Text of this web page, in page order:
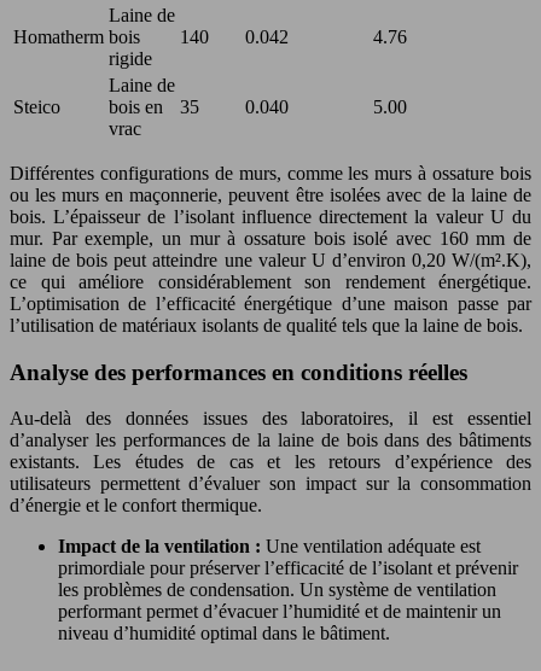
Homatherm
Laine de
bois
rigide
140 0.042 4.76
Steico
Laine de
bois en
vrac
35 0.040 5.00
Différentes configurations de murs, comme les murs à ossature bois
ou les murs en maçonnerie, peuvent être isolées avec de la laine de
bois. L’épaisseur de l’isolant influence directement la valeur U du
mur. Par exemple, un mur à ossature bois isolé avec 160 mm de
laine de bois peut atteindre une valeur U d’environ 0,20 W/(m².K),
ce qui améliore considérablement son rendement énergétique.
L’optimisation de l’efficacité énergétique d’une maison passe par
l’utilisation de matériaux isolants de qualité tels que la laine de bois.
Analyse des performances en conditions réelles
Au-delà des données issues des laboratoires, il est essentiel
d’analyser les performances de la laine de bois dans des bâtiments
existants. Les études de cas et les retours d’expérience des
utilisateurs permettent d’évaluer son impact sur la consommation
d’énergie et le confort thermique.
Impact de la ventilation : Une ventilation adéquate est
primordiale pour préserver l’efficacité de l’isolant et prévenir
les problèmes de condensation. Un système de ventilation
performant permet d’évacuer l’humidité et de maintenir un
niveau d’humidité optimal dans le bâtiment.